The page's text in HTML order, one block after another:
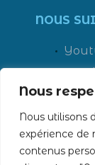
Nous
Nous utilisons
expérience de
contenus
NOUS